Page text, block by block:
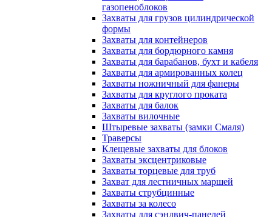
газопеноблоков
Захваты для грузов цилиндрической
формы
Захваты для контейнеров
Захваты для бордюрного камня
Захваты для барабанов, бухт и кабеля
Захваты для армированных колец
Захваты ножничный для фанеры
Захваты для круглого проката
Захваты для балок
Захваты вилочные
Штыревые захваты (замки Смаля)
Траверсы
Клещевые захваты для блоков
Захваты эксцентриковые
Захваты торцевые для труб
Захват для лестничных маршей
Захваты струбцинные
Захваты за колесо
Захваты для сэндвич-панелей